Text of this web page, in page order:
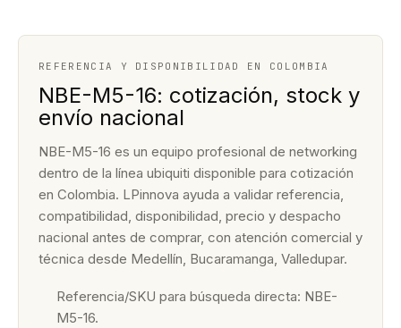
REFERENCIA Y DISPONIBILIDAD EN COLOMBIA
NBE-M5-16: cotización, stock y
envío nacional
NBE-M5-16 es un equipo profesional de networking
dentro de la línea ubiquiti disponible para cotización
en Colombia. LPinnova ayuda a validar referencia,
compatibilidad, disponibilidad, precio y despacho
nacional antes de comprar, con atención comercial y
técnica desde Medellín, Bucaramanga, Valledupar.
Referencia/SKU para búsqueda directa: NBE-
M5-16.